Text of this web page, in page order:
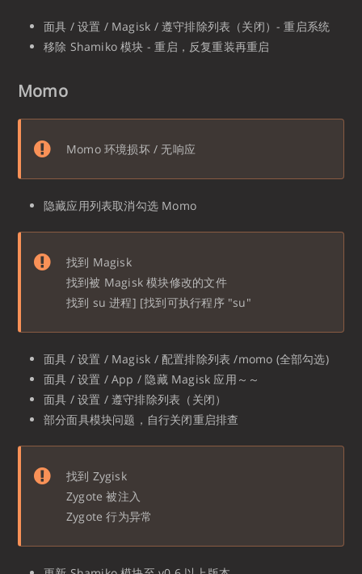
面具 / 设置 / Magisk / 遵守排除列表（关闭）- 重启系统
移除 Shamiko 模块 - 重启，反复重装再重启
Momo
Momo 环境损坏 / 无响应
隐藏应用列表取消勾选 Momo
找到 Magisk
找到被 Magisk 模块修改的文件
找到 su 进程] [找到可执行程序 "su"
面具 / 设置 / Magisk / 配置排除列表 /momo (全部勾选)
面具 / 设置 / App / 隐藏 Magisk 应用～～
面具 / 设置 / 遵守排除列表（关闭）
部分面具模块问题，自行关闭重启排查
找到 Zygisk
Zygote 被注入
Zygote 行为异常